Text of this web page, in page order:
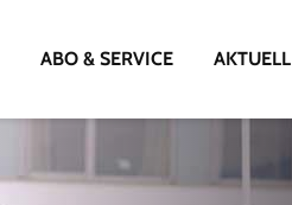
ABO & SERVICE AKTUELL